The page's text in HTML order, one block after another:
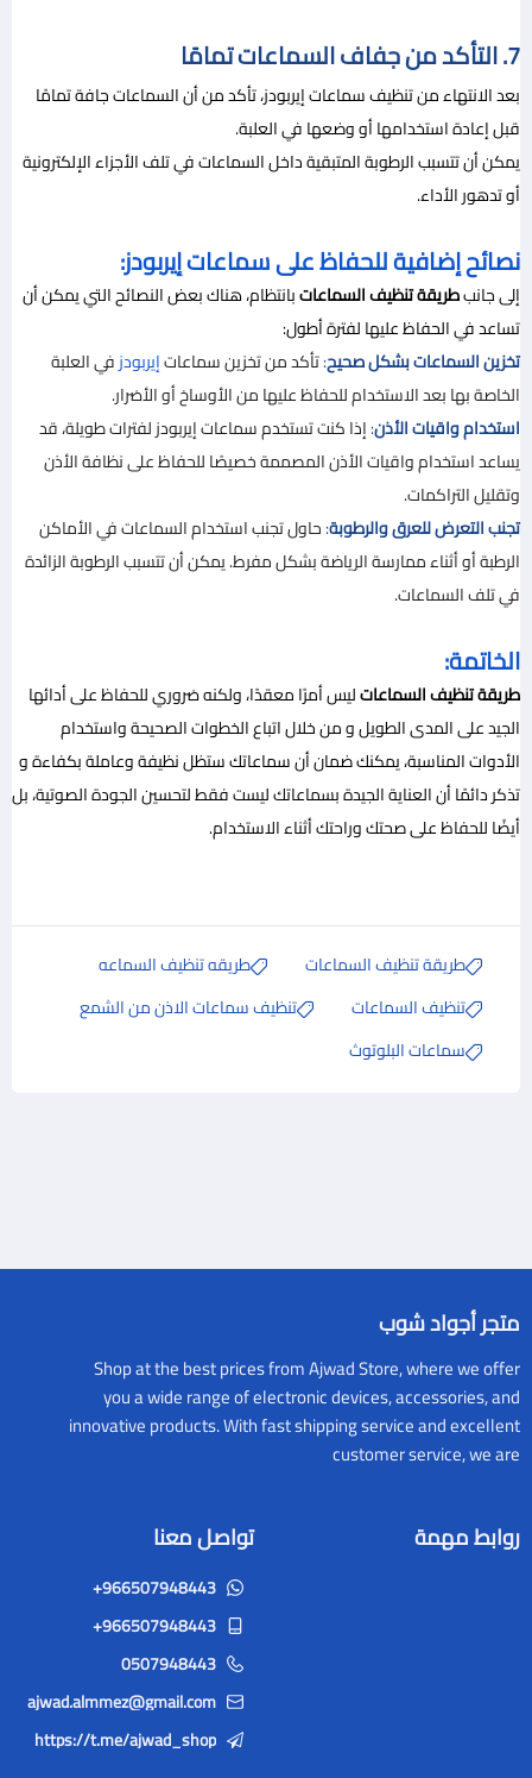
7. التأكد من جفاف السماعات تمامًا
بعد الانتهاء من تنظيف سماعات إيربودز، تأكد من أن السماعات جافة تمامًا
قبل إعادة استخدامها أو وضعها في العلبة.
يمكن أن تتسبب الرطوبة المتبقية داخل السماعات في تلف الأجزاء الإلكترونية
أو تدهور الأداء.
نصائح إضافية للحفاظ على سماعات إيربودز:
إلى جانبطريقة تنظيف السماعاتبانتظام، هناك بعض النصائح التي يمكن أن
تساعد في الحفاظ عليها لفترة أطول:
تخزين السماعات بشكل صحيح:تأكد من تخزين سماعاتإيربودزفي العلبة
الخاصة بها بعد الاستخدام للحفاظ عليها من الأوساخ أو الأضرار.
استخدام واقيات الأذن:إذا كنت تستخدم سماعات إيربودز لفترات طويلة، قد
يساعد استخدام واقيات الأذن المصممة خصيصًا للحفاظ على نظافة الأذن
وتقليل التراكمات.
تجنب التعرض للعرق والرطوبة:حاول تجنب استخدام السماعات في الأماكن
الرطبة أو أثناء ممارسة الرياضة بشكل مفرط. يمكن أن تتسبب الرطوبة الزائدة
في تلف السماعات.
الخاتمة:
طريقة تنظيف السماعاتليس أمرًا معقدًا، ولكنه ضروري للحفاظ على أدائها
الجيد على المدى الطويل و من خلال اتباع الخطوات الصحيحة واستخدام
الأدوات المناسبة، يمكنك ضمان أن سماعاتك ستظل نظيفة وعاملة بكفاءة و
تذكر دائمًا أن العناية الجيدة بسماعاتك ليست فقط لتحسين الجودة الصوتية، بل
أيضًا للحفاظ على صحتك وراحتك أثناء الاستخدام.
طريقة تنظيف السماعات
طريقه تنظيف السماعه
تنظيف السماعات
تنظيف سماعات الاذن من الشمع
سماعات البلوتوث
متجر أجواد شوب
Shop at the best prices from Ajwad Store, where we offer
you a wide range of electronic devices, accessories, and
innovative products. With fast shipping service and excellent
customer service, we are
روابط مهمة تواصل معنا
+966507948443
+966507948443
0507948443
ajwad.almmez@gmail.com
https://t.me/ajwad_shop